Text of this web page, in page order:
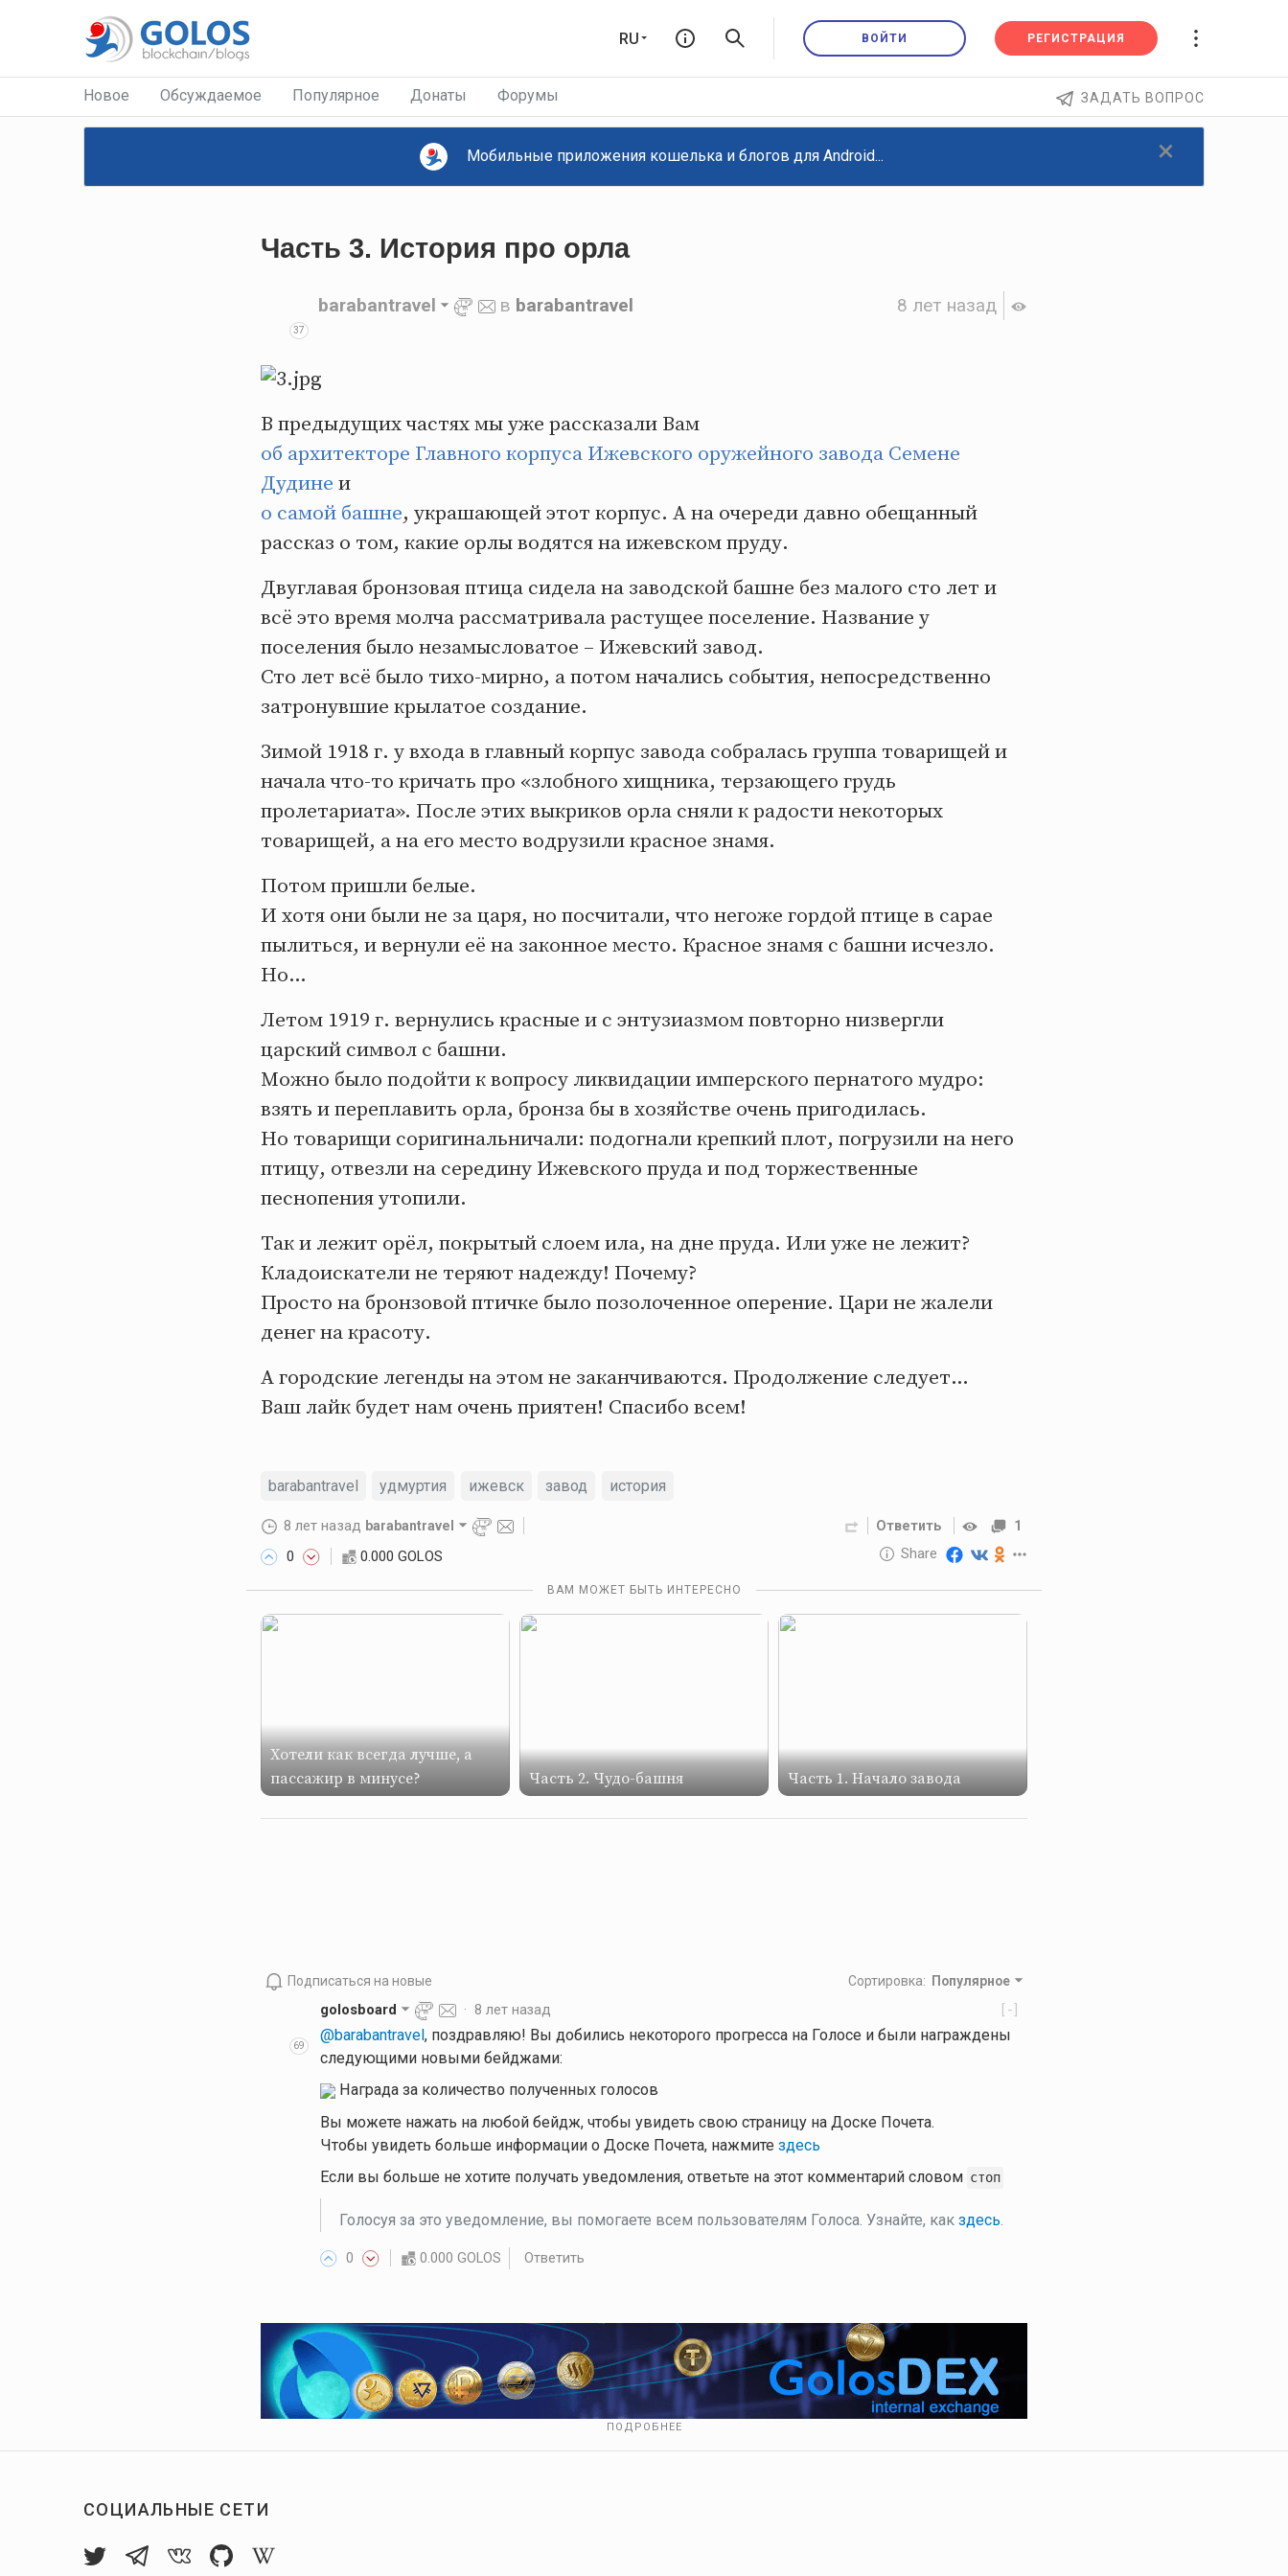
RU ВОЙТИ РЕГИСТРАЦИЯ
ЗАДАТЬ ВОПРОС
Новое Обсуждаемое Популярное Донаты Форумы
×
Мобильные приложения кошелька и блогов для Android...
Часть 3. История про орла
8 лет назад
37
barabantravel в barabantravel
В предыдущих частях мы уже рассказали Вам
об архитекторе Главного корпуса Ижевского оружейного завода Семене
Дудине и
о самой башне, украшающей этот корпус. А на очереди давно обещанный
рассказ о том, какие орлы водятся на ижевском пруду.
Двуглавая бронзовая птица сидела на заводской башне без малого сто лет и
всё это время молча рассматривала растущее поселение. Название у
поселения было незамысловатое – Ижевский завод.
Сто лет всё было тихо-мирно, а потом начались события, непосредственно
затронувшие крылатое создание.
Зимой 1918 г. у входа в главный корпус завода собралась группа товарищей и
начала что-то кричать про «злобного хищника, терзающего грудь
пролетариата». После этих выкриков орла сняли к радости некоторых
товарищей, а на его место водрузили красное знамя.
Потом пришли белые.
И хотя они были не за царя, но посчитали, что негоже гордой птице в сарае
пылиться, и вернули её на законное место. Красное знамя с башни исчезло.
Но…
Летом 1919 г. вернулись красные и с энтузиазмом повторно низвергли
царский символ с башни.
Можно было подойти к вопросу ликвидации имперского пернатого мудро:
взять и переплавить орла, бронза бы в хозяйстве очень пригодилась.
Но товарищи соригинальничали: подогнали крепкий плот, погрузили на него
птицу, отвезли на середину Ижевского пруда и под торжественные
песнопения утопили.
Так и лежит орёл, покрытый слоем ила, на дне пруда. Или уже не лежит?
Кладоискатели не теряют надежду! Почему?
Просто на бронзовой птичке было позолоченное оперение. Цари не жалели
денег на красоту.
А городские легенды на этом не заканчиваются. Продолжение следует…
Ваш лайк будет нам очень приятен! Спасибо всем!
barabantravel удмуртия ижевск завод история
8 лет назад barabantravel
0 0.000 GOLOS
Ответить 1
Share
Reward
10 GOLOS
ВАМ МОЖЕТ БЫТЬ ИНТЕРЕСНО
Хотели как всегда лучше, а
пассажир в минусе?
Часть 2. Чудо-башня Часть 1. Начало завода
Подписаться на новые Сортировка: Популярное
69
[-]
golosboard ·8 лет назад
@barabantravel, поздравляю! Вы добились некоторого прогресса на Голосе и были награждены
следующими новыми бейджами:
Награда за количество полученных голосов
Вы можете нажать на любой бейдж, чтобы увидеть свою страницу на Доске Почета.
Чтобы увидеть больше информации о Доске Почета, нажмите здесь
Если вы больше не хотите получать уведомления, ответьте на этот комментарий словом стоп
Голосуя за это уведомление, вы помогаете всем пользователям Голоса. Узнайте, как здесь
0 0.000 GOLOS Ответить
ПОДРОБНЕЕ
СОЦИАЛЬНЫЕ СЕТИ